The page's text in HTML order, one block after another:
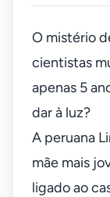
O mistério
cientistas
apenas 5
dar à luz?
A peruana
mãe mais
ligado ao